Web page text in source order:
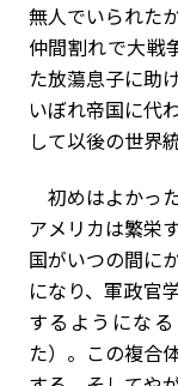
無人でいられた
仲間割れで大戦
た放蕩息子に助
いぼれ帝国に代
して以後の世界
初めはよかっ
アメリカは繁栄
国がいつの間に
になり、軍政官
するようにな
た）。この複合